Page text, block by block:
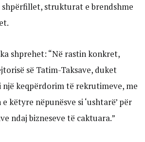
shpërfillet, strukturat e brendshme
shprehet: “Në rastin konkret,
së Tatim-Taksave, duket
një keqpërdorim të rekrutimeve, me
këtyre nëpunësve si ‘ushtarë’ për
ndaj bizneseve të caktuara.”